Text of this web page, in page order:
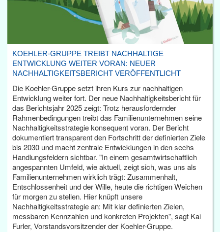
KOEHLER-GRUPPE TREIBT NACHHALTIGE
ENTWICKLUNG WEITER VORAN: NEUER
NACHHALTIGKEITSBERICHT VERÖFFENTLICHT
Die Koehler-Gruppe setzt ihren Kurs zur nachhaltigen
Entwicklung weiter fort. Der neue Nachhaltigkeitsbericht für
das Berichtsjahr 2025 zeigt: Trotz herausfordernder
Rahmenbedingungen treibt das Familienunternehmen seine
Nachhaltigkeitsstrategie konsequent voran. Der Bericht
dokumentiert transparent den Fortschritt der definierten Ziele
bis 2030 und macht zentrale Entwicklungen in den sechs
Handlungsfeldern sichtbar. "In einem gesamtwirtschaftlich
angespannten Umfeld, wie aktuell, zeigt sich, was uns als
Familienunternehmen wirklich trägt: Zusammenhalt,
Entschlossenheit und der Wille, heute die richtigen Weichen
für morgen zu stellen. Hier knüpft unsere
Nachhaltigkeitsstrategie an: Mit klar definierten Zielen,
messbaren Kennzahlen und konkreten Projekten", sagt Kai
Furler, Vorstandsvorsitzender der Koehler-Gruppe.